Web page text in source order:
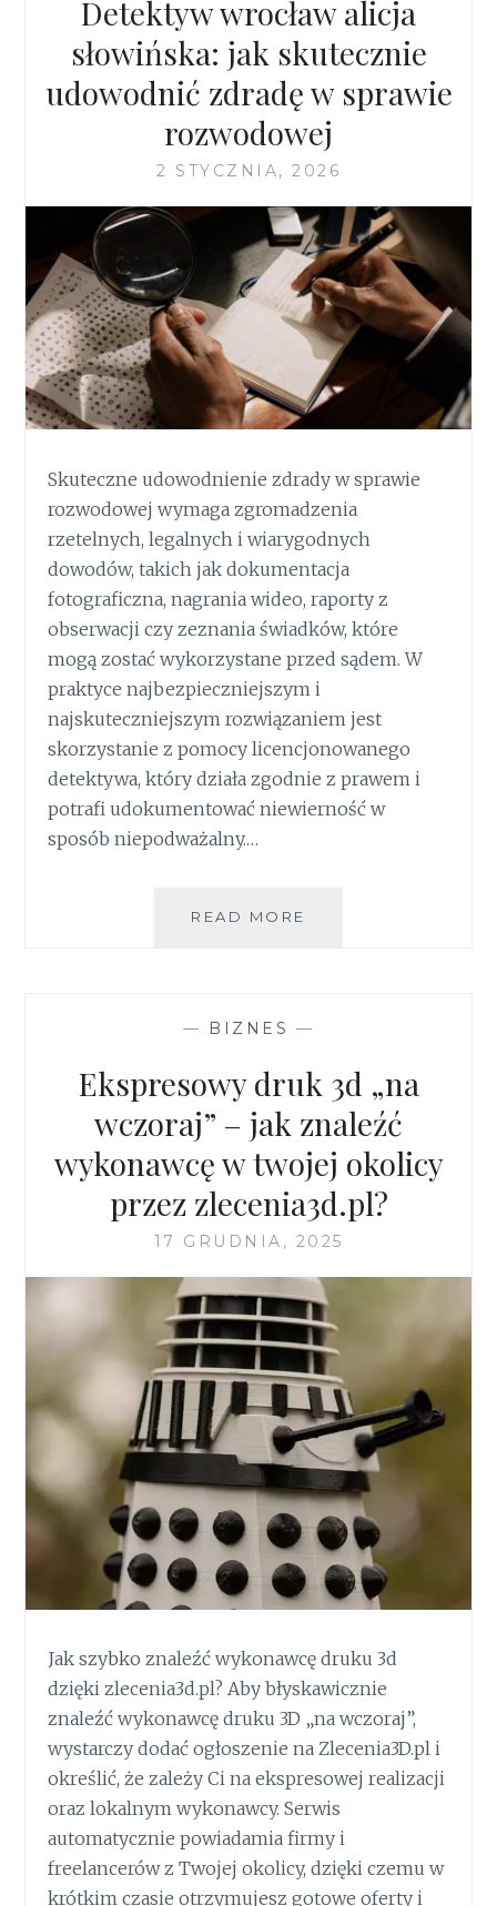
E9
TWÓJ
ZWROT
Z
AUSTRII
BĘDZIE
ZNACZNIE
Detektyw wrocław alicja
słowińska: jak skutecznie
udowodnić zdradę w sprawie
rozwodowej
2 STYCZNIA, 2026
Skuteczne udowodnienie zdrady w sprawie
rozwodowej wymaga zgromadzenia
rzetelnych, legalnych i wiarygodnych
dowodów, takich jak dokumentacja
fotograficzna, nagrania wideo, raporty z
obserwacji czy zeznania świadków, które
mogą zostać wykorzystane przed sądem. W
praktyce najbezpieczniejszym i
najskuteczniejszym rozwiązaniem jest
skorzystanie z pomocy licencjonowanego
detektywa, który działa zgodnie z prawem i
potrafi udokumentować niewierność w
sposób niepodważalny.…
READ MORE
ZDRADĘ
SPRAWIE
ROZWODOWEJ
— BIZNES —
Ekspresowy druk 3d „na
wczoraj” – jak znaleźć
wykonawcę w twojej okolicy
przez zlecenia3d.pl?
17 GRUDNIA, 2025
Jak szybko znaleźć wykonawcę druku 3d
dzięki zlecenia3d.pl? Aby błyskawicznie
znaleźć wykonawcę druku 3D „na wczoraj”,
wystarczy dodać ogłoszenie na Zlecenia3D.pl i
określić, że zależy Ci na ekspresowej realizacji
oraz lokalnym wykonawcy. Serwis
automatycznie powiadamia firmy i
freelancerów z Twojej okolicy, dzięki czemu w
krótkim czasie otrzymujesz gotowe oferty i